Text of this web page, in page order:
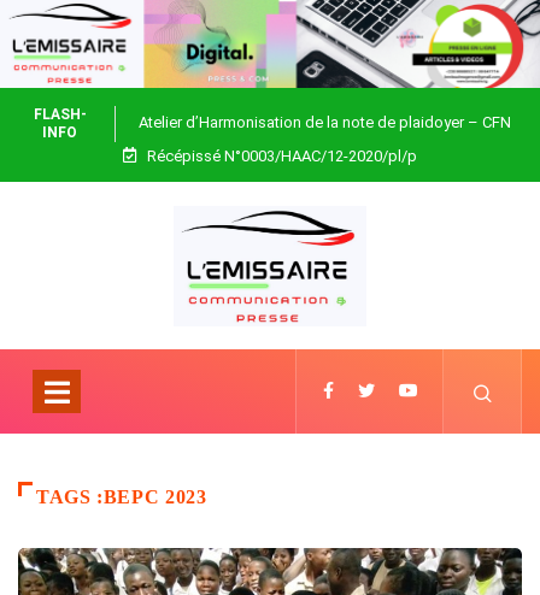
FLASH-
INFO
Atelier d’Harmonisation de la note de plaidoyer – CFN
Togo
Récépissé N°0003/HAAC/12-2020/pl/p
TAGS :BEPC 2023